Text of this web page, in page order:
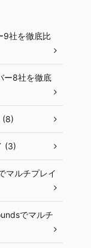
9社を徹底比
ー8社を徹底
(8)
(3)
マルチプレイ
でマルチ